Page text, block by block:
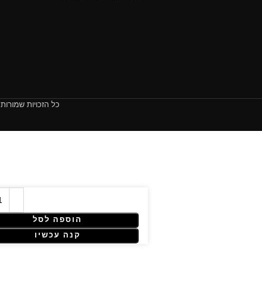
כל הזכויות שמורות
הוספה לסל
קנה עכשיו